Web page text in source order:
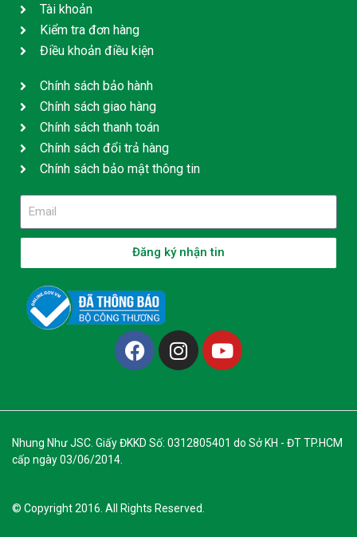
Tài khoản
Kiểm tra đơn hàng
Điều khoản điều kiện
Chính sách bảo hành
Chính sách giao hàng
Chính sách thanh toán
Chính sách đổi trả hàng
Chính sách bảo mật thông tin
Đăng ký nhận tin
© Copyright 2016. All Rights Reserved.
Nhung Như JSC. Giấy ĐKKD Số: 0312805401 do Sở KH - ĐT TP.HCM
cấp ngày 03/06/2014.